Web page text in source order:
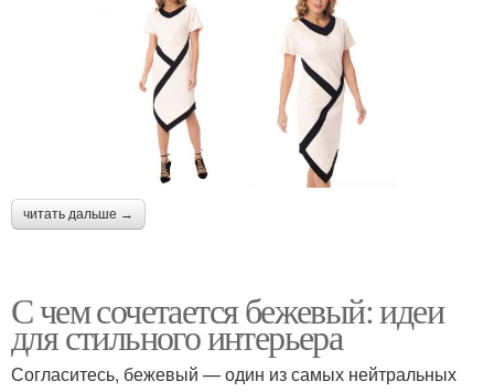
читать дальше →
С чем сочетается бежевый: идеи
для стильного интерьера
Согласитесь, бежевый — один из самых нейтральных